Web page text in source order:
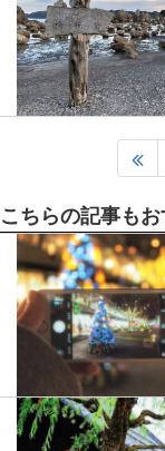
こちらの記事も